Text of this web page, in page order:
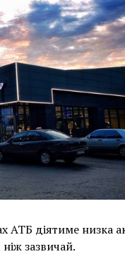
діятиме низка
зазвичай.